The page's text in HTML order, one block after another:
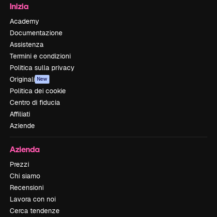
Inizia
Academy
Documentazione
Assistenza
Termini e condizioni
Politica sulla privacy
Originali New
Politica dei cookie
Centro di fiducia
Affiliati
Aziende
Azienda
Prezzi
Chi siamo
Recensioni
Lavora con noi
Cerca tendenze